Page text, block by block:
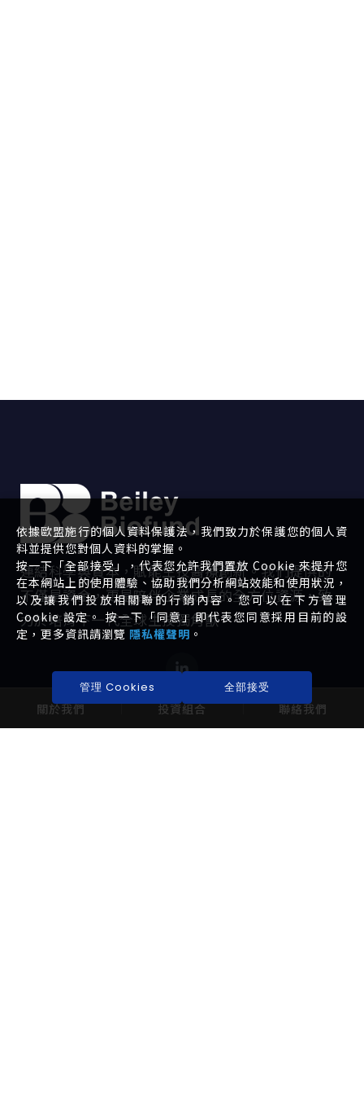
連結科學與資本，賦能生技醫療創新。我們提供的
不僅是資金，更是陪伴企業成長的全方位資源，致
力於培育下一代全球生技獨角獸。
關於我們 投資組合 聯絡我們
依據歐盟施行的個人資料保護法，我們致力於保護您的個人資
料並提供您對個人資料的掌握。
按一下「全部接受」，代表您允許我們置放 Cookie 來提升您
在本網站上的使用體驗、協助我們分析網站效能和使用狀況，
以及讓我們投放相關聯的行銷內容。您可以在下方管理
Cookie 設定。 按一下「同意」即代表您同意採用目前的設
定，更多資訊請瀏覽 隱私權聲明 。
管理 Cookies 全部接受